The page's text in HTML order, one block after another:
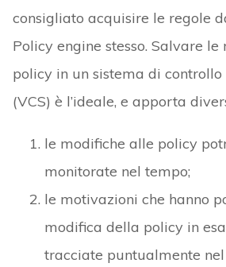
consigliato acquisire le regole
Policy engine stesso. Salvare le
policy in un sistema di controllo
(VCS) è l’ideale, e apporta
le modifiche alle policy
monitorate nel tempo;
le motivazioni che hanno
modifica della policy in
tracciate puntualmente nel